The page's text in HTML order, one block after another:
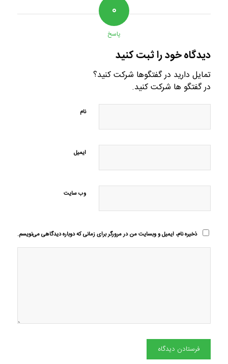
۰
پاسخ
دیدگاه خود را ثبت کنید
تمایل دارید در گفتگوها شرکت کنید؟
در گفتگو ها شرکت کنید.
نام
ایمیل
وب‌ سایت
ذخیره نام، ایمیل و وبسایت من در مرورگر برای زمانی که دوباره دیدگاهی می‌نویسم.